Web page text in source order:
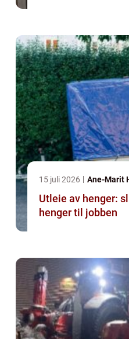
15 juli 2026 Ane-Marit
Utleie av henger:
henger til jobben